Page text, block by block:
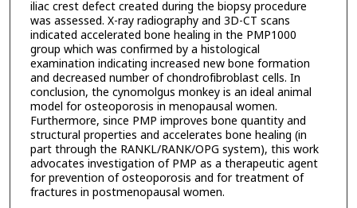
iliac crest defect created during the biopsy procedure
was assessed. X-ray radiography and 3D-CT scans
indicated accelerated bone healing in the PMP1000
group which was confirmed by a histological
examination indicating increased new bone formation
and decreased number of chondrofibroblast cells. In
conclusion, the cynomolgus monkey is an ideal animal
model for osteoporosis in menopausal women.
Furthermore, since PMP improves bone quantity and
structural properties and accelerates bone healing (in
part through the RANKL/RANK/OPG system), this work
advocates investigation of PMP as a therapeutic agent
for prevention of osteoporosis and for treatment of
fractures in postmenopausal women.